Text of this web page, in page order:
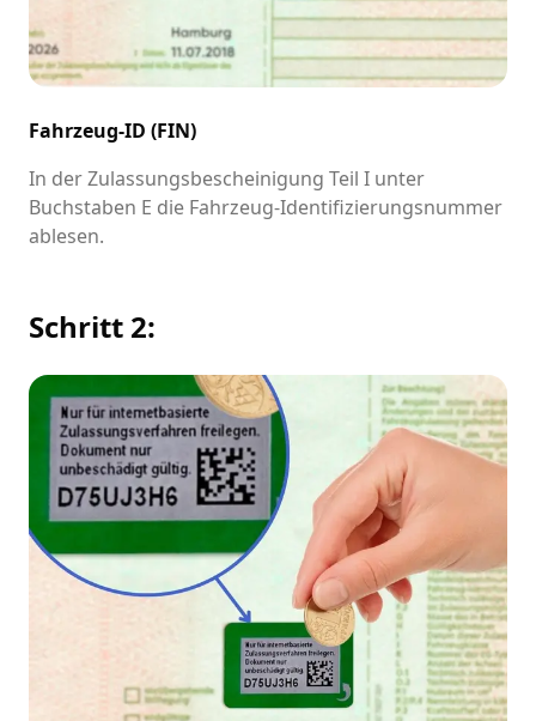
Fahrzeug-ID (FIN)
In der Zulassungsbescheinigung Teil I unter
Buchstaben E die Fahrzeug-Identifizierungsnummer
ablesen.
Schritt 2: